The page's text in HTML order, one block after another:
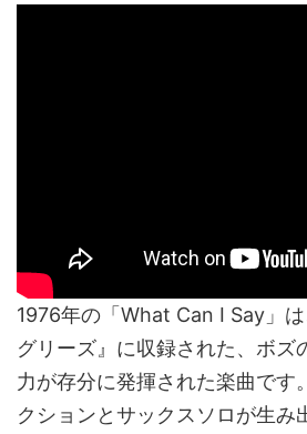
1976年の「What Can I Say」
グリーズ』に収録された、ボズ
力が存分に発揮された楽曲です
クションとサックスソロが生み